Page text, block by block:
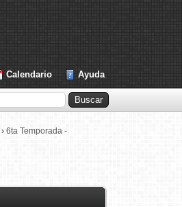
Calendario Ayuda
›6ta Temporada -